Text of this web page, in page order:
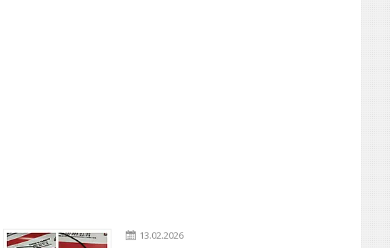
13.02.2026